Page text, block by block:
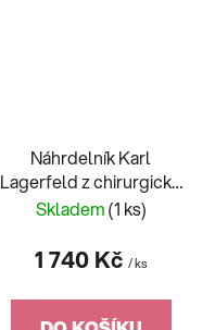
Náhrdelník Karl
Lagerfeld z chirurgické
oceli KLAYD06
Skladem(1 ks)
1 740 Kč / ks